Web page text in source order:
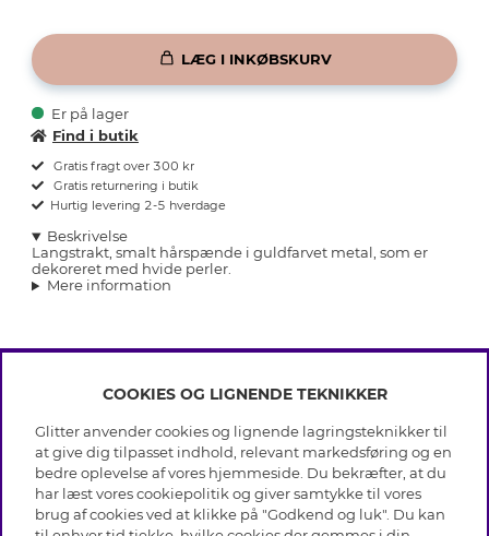
LÆG I INKØBSKURV
Er på lager
Find i butik
Gratis fragt over 300 kr
Gratis returnering i butik
Hurtig levering 2-5 hverdage
Beskrivelse
Langstrakt, smalt hårspænde i guldfarvet metal, som er
dekoreret med hvide perler.
Mere information
INFO
Betingelser
Databeskyttelsespolitik
Cookies
Medlemsbetingelser
OM GLITTER
Black Friday
Vores butikker
HJÆLP
COOKIES OG LIGNENDE TEKNIKKER
Glitter anvender cookies og lignende lagringsteknikker til
at give dig tilpasset indhold, relevant markedsføring og en
bedre oplevelse af vores hjemmeside. Du bekræfter, at du
har læst vores cookiepolitik og giver samtykke til vores
brug af cookies ved at klikke på "Godkend og luk". Du kan